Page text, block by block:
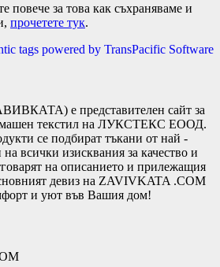
повече за това как съхраняваме и
прочетете тук.
tags powered by TransPacific Software
е представителен сайт за
текстил на ЛУКСТЕКС ЕООД.
се подбират тъкани от най -
всички изисквания за качество и
на описанието и прилежащия
девиз на ZAVIVKATA .COM
и уют във Вашия дом!